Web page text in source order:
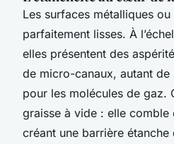
Les surfaces métalliques
parfaitement lisses. À
elles présentent des
de micro-canaux, autant de
pour les molécules de gaz.
graisse à vide : elle comble
créant une barrière